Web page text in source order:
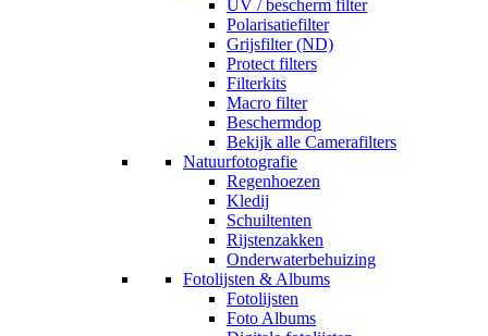
UV / bescherm filter
Polarisatiefilter
Grijsfilter (ND)
Protect filters
Filterkits
Macro filter
Beschermdop
Bekijk alle Camerafilters
Natuurfotografie
Regenhoezen
Kledij
Schuiltenten
Rijstenzakken
Onderwaterbehuizing
Fotolijsten & Albums
Fotolijsten
Foto Albums